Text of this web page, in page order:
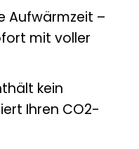
Aufwärmzeit –
mit voller
kein
Ihren CO2-